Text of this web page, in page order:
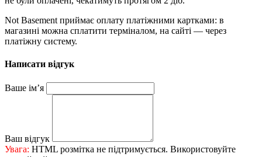
Not Basement приймає оплату платіжними картками: в
магазині можна сплатити терміналом, на сайті — через
платіжну систему.
Написати відгук
Ваше ім’я
Ваш відгук
Увага: HTML розмітка не підтримується. Використовуйте